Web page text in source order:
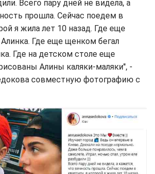
Всего пару дней не видела, а
прошла. Сейчас поедем в
я жила лет 10 назад. Где еще
Где еще щенком бегал
Где на детском столе еще
Алины каляки-маляки", -
совместную фотографию с